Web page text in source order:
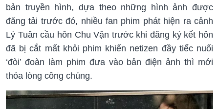
bản truyền hình, dựa theo những hình ảnh được
đăng tải trước đó, nhiều fan phim phát hiện ra cảnh
Lý Tuân cầu hôn Chu Vận trước khi đăng ký kết hôn
đã bị cắt mất khỏi phim khiến netizen đầy tiếc nuối
‘đòi’ đoàn làm phim đưa vào bản điện ảnh thì mới
thỏa lòng công chúng.